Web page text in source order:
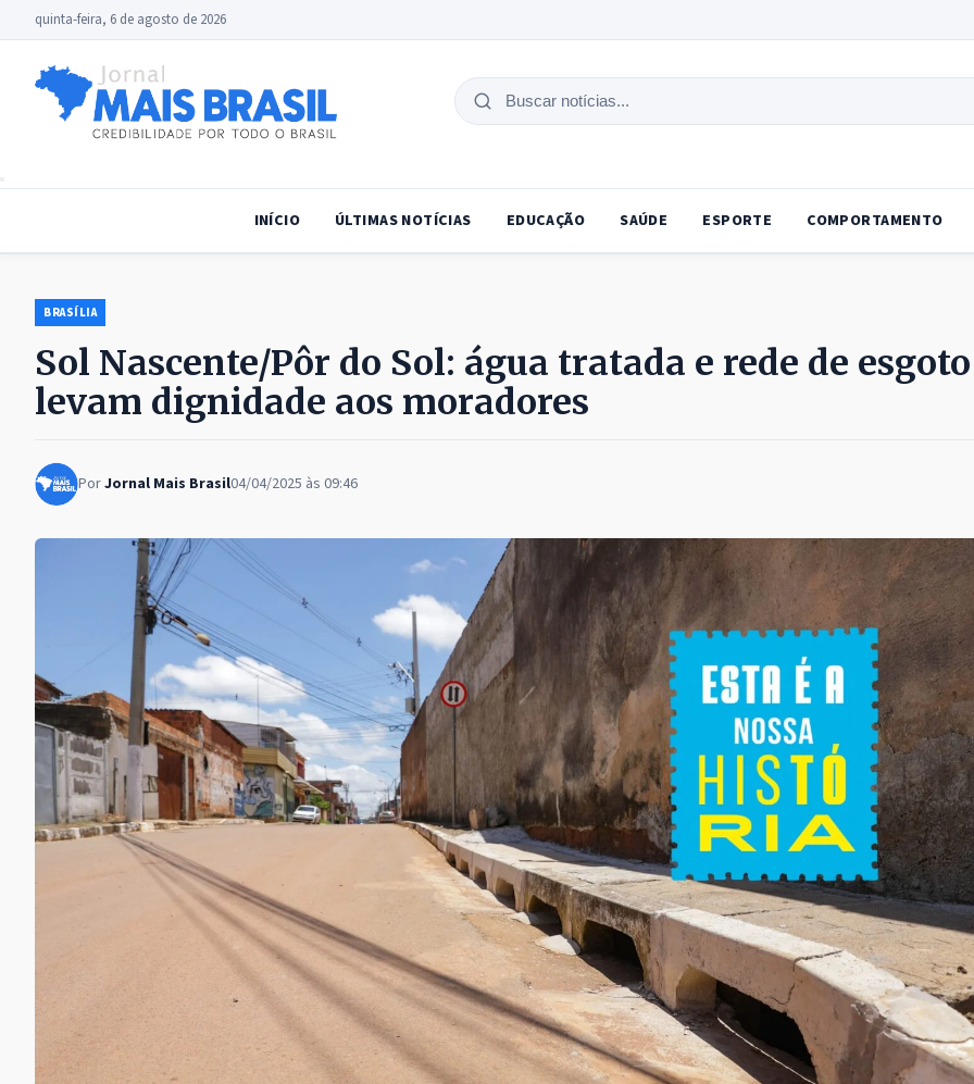
quinta-feira, 6 de agosto de 2026
Buscar
INÍCIO ÚLTIMAS NOTÍCIAS EDUCAÇÃO SAÚDE ESPORTE COMPORTAMENTO
BRASÍLIA
Sol Nascente/Pôr do Sol: água tratada e rede de esgoto
levam dignidade aos moradores
PorJornal Mais Brasil04/04/2025 às 09:46